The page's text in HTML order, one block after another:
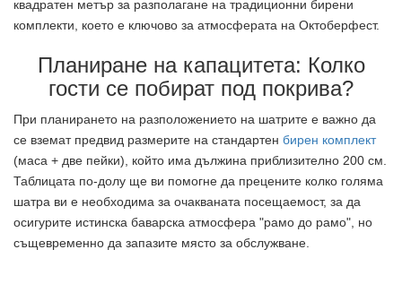
квадратен метър за разполагане на традиционни бирени
комплекти, което е ключово за атмосферата на Октоберфест.
Планиране на капацитета: Колко
гости се побират под покрива?
При планирането на разположението на шатрите е важно да
се вземат предвид размерите на стандартен бирен комплект
(маса + две пейки), който има дължина приблизително 200 см.
Таблицата по-долу ще ви помогне да прецените колко голяма
шатра ви е необходима за очакваната посещаемост, за да
осигурите истинска баварска атмосфера "рамо до рамо", но
същевременно да запазите място за обслужване.